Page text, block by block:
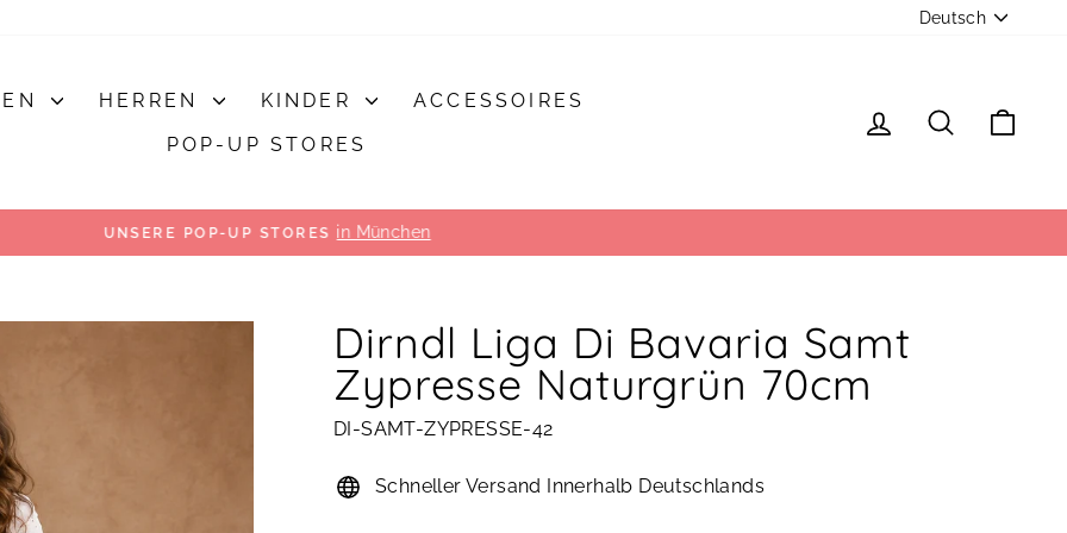
Deutsch
HERREN KINDER
ACCESSOIRES
POP-UP STORES
EINLOGGEN
SUCHE
Pause
UNSERE POP-UP STORES in München
Dirndl Liga Di Bavaria Samt
Zypresse Naturgrün 70cm
DI-SAMT-ZYPRESSE-42
Schneller Versand Innerhalb Deutschlands